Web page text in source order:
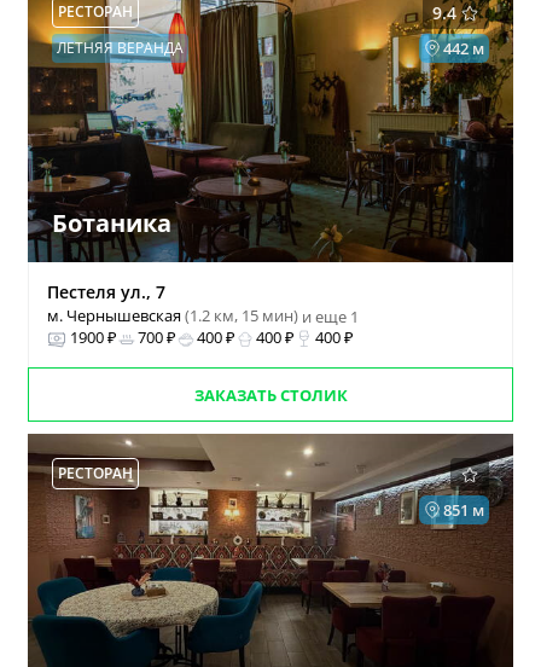
9.4
РЕСТОРАН
442 м
ЛЕТНЯЯ ВЕРАНДА
Ботаника
Пестеля ул., 7
м. Чернышевская(1.2 км, 15 мин) и еще 1
1900 ₽
700 ₽ 400 ₽ 400 ₽ 400 ₽
ЗАКАЗАТЬ СТОЛИК
РЕСТОРАН
851 м